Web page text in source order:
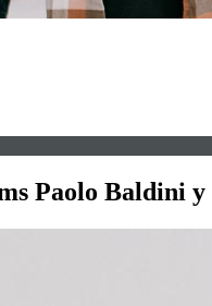
Paolo Baldini